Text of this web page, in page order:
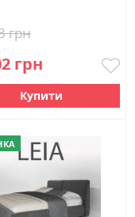
грн
грн
Купити